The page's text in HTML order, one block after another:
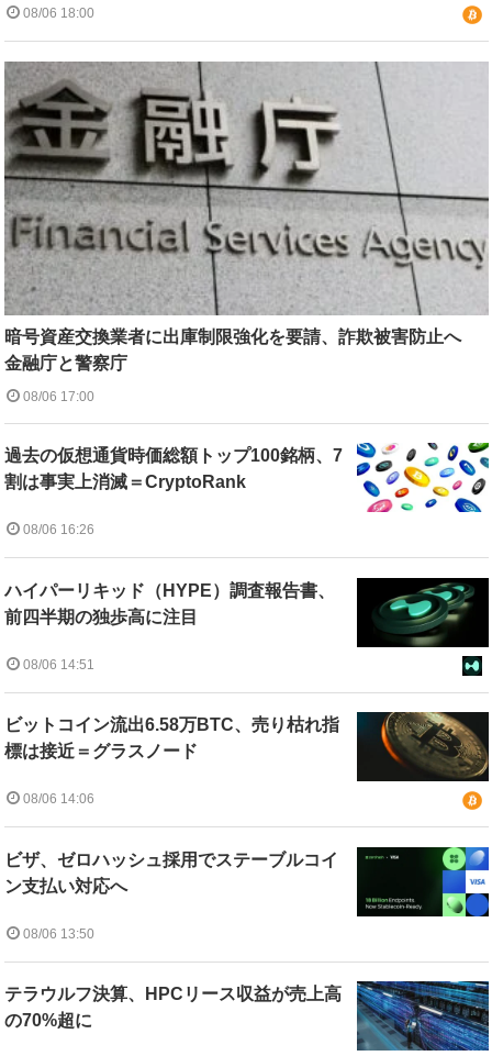
08/06 18:00
暗号資産交換業者に出庫制限強化を要請、詐欺被害防止へ
金融庁と警察庁
08/06 17:00
過去の仮想通貨時価総額トップ100銘柄、7
割は事実上消滅＝CryptoRank
08/06 16:26
ハイパーリキッド（HYPE）調査報告書、
前四半期の独歩高に注目
08/06 14:51
ビットコイン流出6.58万BTC、売り枯れ指
標は接近＝グラスノード
08/06 14:06
ビザ、ゼロハッシュ採用でステーブルコイ
ン支払い対応へ
08/06 13:50
テラウルフ決算、HPCリース収益が売上高
の70%超に